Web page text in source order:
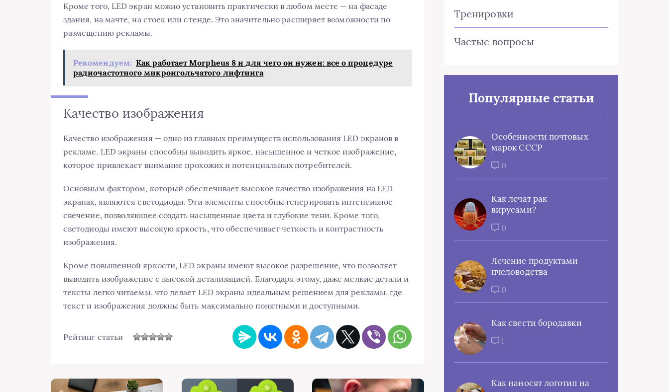
Кроме того, LED экран можно установить практически в любом месте — на фасаде
здания, на мачте, на стоек или стенде. Это значительно расширяет возможности по
размещению рекламы.
Рекомендуем: Как работает Morpheus 8 и для чего он нужен: все о процедуре
радиочастотного микроигольчатого лифтинга
Качество изображения
Качество изображения — одно из главных преимуществ использования LED экранов в
рекламе. LED экраны способны выводить яркое, насыщенное и четкое изображение,
которое привлекает внимание прохожих и потенциальных потребителей.
Основным фактором, который обеспечивает высокое качество изображения на LED
экранах, являются светодиоды. Эти элементы способны генерировать интенсивное
свечение, позволяющее создать насыщенные цвета и глубокие тени. Кроме того,
светодиоды имеют высокую яркость, что обеспечивает четкость и контрастность
изображения.
Кроме повышенной яркости, LED экраны имеют высокое разрешение, что позволяет
выводить изображение с высокой детализацией. Благодаря этому, даже мелкие детали и
тексты легко читаемы, что делает LED экраны идеальным решением для рекламы, где
текст и изображения должны быть максимально понятными и доступными.
Рейтинг статьи
Тренировки
Частые вопросы
Популярные статьи
Особенности почтовых
марок СССР
0
Как лечат рак
вирусами?
0
Лечение продуктами
пчеловодства
0
Как свести бородавки
1
Как наносят логотип на